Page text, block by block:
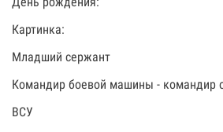
Картинка:
Младший сержант
Командир боевой машины - командир
ВСУ